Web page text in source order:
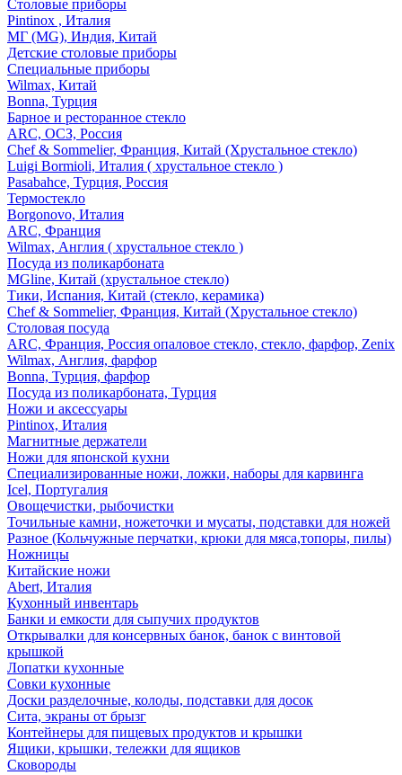
Столовые приборы
Pintinox , Италия
МГ (MG), Индия, Китай
Детские столовые приборы
Специальные приборы
Wilmax, Китай
Bonna, Турция
Барное и ресторанное стекло
ARC, ОСЗ, Россия
Chef & Sommelier, Франция, Китай (Хрустальное стекло)
Luigi Bormioli, Италия ( хрустальное стекло )
Pasabahce, Турция, Россия
Термостекло
Borgonovo, Италия
ARC, Франция
Wilmax, Англия ( хрустальное стекло )
Посуда из поликарбоната
MGline, Китай (хрустальное стекло)
Тики, Испания, Китай (стекло, керамика)
Chef & Sommelier, Франция, Китай (Хрустальное стекло)
Столовая посуда
ARC, Франция, Россия опаловое стекло, стекло, фарфор, Zenix
Wilmax, Англия, фарфор
Bonna, Турция, фарфор
Посуда из поликарбоната, Турция
Ножи и аксессуары
Pintinox, Италия
Магнитные держатели
Ножи для японской кухни
Специализированные ножи, ложки, наборы для карвинга
Icel, Португалия
Овощечистки, рыбочистки
Точильные камни, ножеточки и мусаты, подставки для ножей
Разное (Кольчужные перчатки, крюки для мяса,топоры, пилы)
Ножницы
Китайские ножи
Abert, Италия
Кухонный инвентарь
Банки и емкости для сыпучих продуктов
Открывалки для консервных банок, банок с винтовой
крышкой
Лопатки кухонные
Совки кухонные
Доски разделочные, колоды, подставки для досок
Сита, экраны от брызг
Контейнеры для пищевых продуктов и крышки
Ящики, крышки, тележки для ящиков
Сковороды